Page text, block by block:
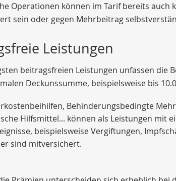
Operationen können im Tarif bereits
sein oder gegen Mehrbeitrag
Leistungen
beitragsfreien Leistungen unfassen die
Deckunssumme, beispielsweise bis
Behinderungsbedingte
Hilfsmittel... können als Leistungen mit
beispielsweise Vergiftungen,
sind mitversichert.